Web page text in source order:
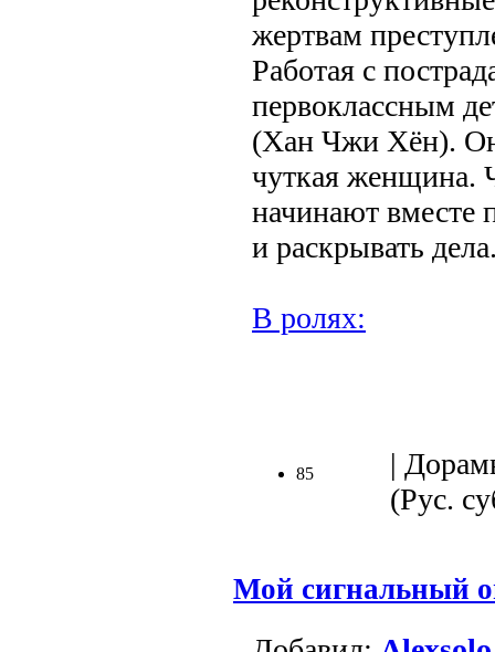
жертвам
Работая с
первоклассным
(Хан Чжи Хён).
чуткая
начинают вместе
и раскрывать
В ролях:
85
|
(Рус.
Мой сигнальный